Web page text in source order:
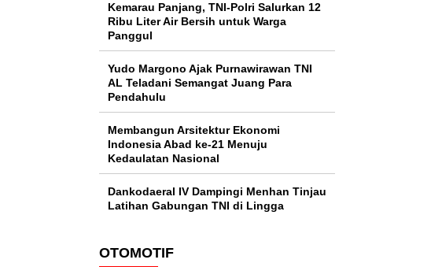
Kemarau Panjang, TNI-Polri Salurkan 12
Ribu Liter Air Bersih untuk Warga
Panggul
Yudo Margono Ajak Purnawirawan TNI
AL Teladani Semangat Juang Para
Pendahulu
Membangun Arsitektur Ekonomi
Indonesia Abad ke-21 Menuju
Kedaulatan Nasional
Dankodaeral IV Dampingi Menhan Tinjau
Latihan Gabungan TNI di Lingga
OTOMOTIF